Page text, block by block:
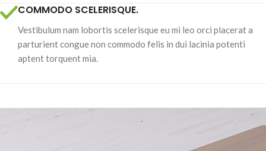
COMMODO SCELERISQUE.
Vestibulum nam lobortis scelerisque eu mi leo orci placerat a
parturient congue non commodo felis in dui lacinia potenti
aptent torquent mia.